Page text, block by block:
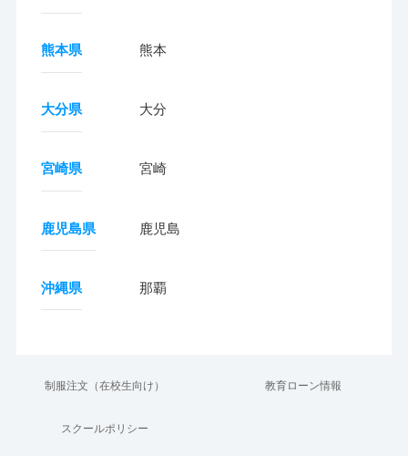
熊本県 熊本
大分県 大分
宮崎県 宮崎
鹿児島県 鹿児島
沖縄県 那覇
制服注文（在校生向け） 教育ローン情報
スクールポリシー